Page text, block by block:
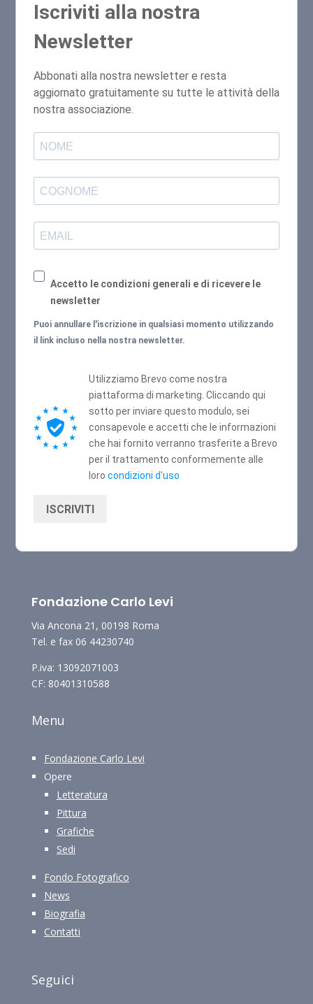
Iscriviti alla nostra
Newsletter
Abbonati alla nostra newsletter e resta
aggiornato gratuitamente su tutte le attività della
nostra associazione.
Accetto le condizioni generali e di ricevere le
newsletter
Puoi annullare l'iscrizione in qualsiasi momento utilizzando
il link incluso nella nostra newsletter.
Utilizziamo Brevo come nostra
piattaforma di marketing. Cliccando qui
sotto per inviare questo modulo, sei
consapevole e accetti che le informazioni
che hai fornito verranno trasferite a Brevo
per il trattamento conformemente alle
loro condizioni d'uso
ISCRIVITI
Fondazione Carlo Levi
Via Ancona 21, 00198 Roma
Tel. e fax 06 44230740
P.iva: 13092071003
CF: 80401310588
Menu
Fondazione Carlo Levi
Opere
Letteratura
Pittura
Grafiche
Sedi
Fondo Fotografico
News
Biografia
Contatti
Seguici